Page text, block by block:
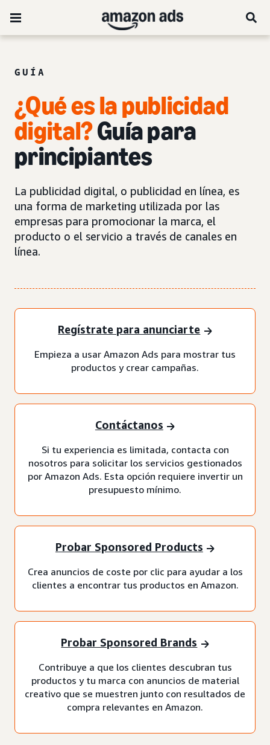
GUÍA
¿Qué es la publicidad
digital?Guía para
principiantes
La publicidad digital, o publicidad en línea, es
una forma de marketing utilizada por las
empresas para promocionar la marca, el
producto o el servicio a través de canales en
línea.
Regístrate para anunciarte
Empieza a usar Amazon Ads para mostrar tus
productos y crear campañas.
Contáctanos
Si tu experiencia es limitada, contacta con
nosotros para solicitar los servicios gestionados
por Amazon Ads. Esta opción requiere invertir un
presupuesto mínimo.
Probar Sponsored Products
Crea anuncios de coste por clic para ayudar a los
clientes a encontrar tus productos en Amazon.
Probar Sponsored Brands
Contribuye a que los clientes descubran tus
productos y tu marca con anuncios de material
creativo que se muestren junto con resultados de
compra relevantes en Amazon.